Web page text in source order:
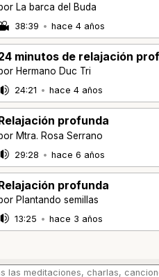
La barca del Buda
38:39 • hace 4 años
minutos de relajación
Hermano Duc Tri
24:21 • hace 4 años
profunda
Mtra. Rosa Serrano
29:28 • hace 6 años
profunda
Plantando semillas
13:25 • hace 3 años